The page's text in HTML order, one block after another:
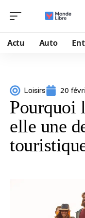
Actu Auto
Loisirs 20
Pourquoi
elle une